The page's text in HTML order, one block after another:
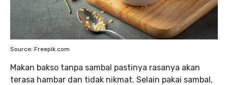
Source: Freepik.com
Makan bakso tanpa sambal pastinya rasanya akan
terasa hambar dan tidak nikmat. Selain pakai sambal,